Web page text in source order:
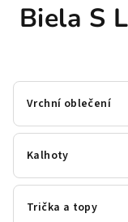
Biela S
Vrchní oblečení
Kalhoty
Trička a topy